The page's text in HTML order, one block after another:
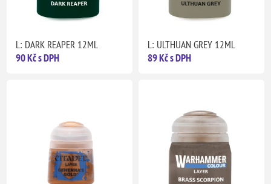
L: DARK REAPER 12ML
90 Kč s DPH
L: ULTHUAN GREY 12ML
89 Kč s DPH